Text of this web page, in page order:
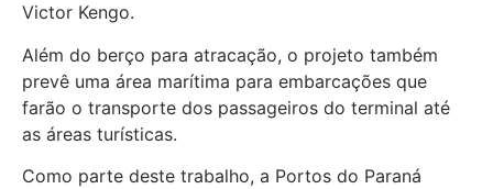
Victor Kengo.
Além do berço para atracação, o projeto também
prevê uma área marítima para embarcações que
farão o transporte dos passageiros do terminal até
as áreas turísticas.
Como parte deste trabalho, a Portos do Paraná